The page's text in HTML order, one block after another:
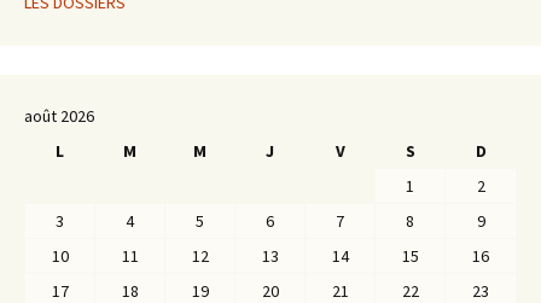
août 2026
L
M M J V S
D
1
2
3
4 5 6 7 8
9
10
11 12 13 14 15
16
17
18 19 20 21 22
23